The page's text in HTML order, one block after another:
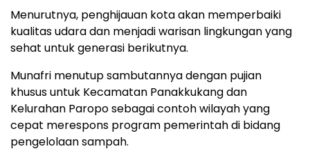
Menurutnya, penghijauan kota akan memperbaiki
kualitas udara dan menjadi warisan lingkungan yang
sehat untuk generasi berikutnya.
Munafri menutup sambutannya dengan pujian
khusus untuk Kecamatan Panakkukang dan
Kelurahan Paropo sebagai contoh wilayah yang
cepat merespons program pemerintah di bidang
pengelolaan sampah.